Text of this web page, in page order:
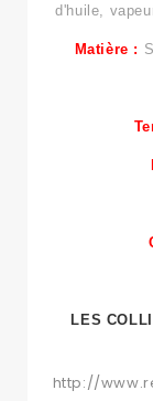
d'huile,
Matière :
LES
http://